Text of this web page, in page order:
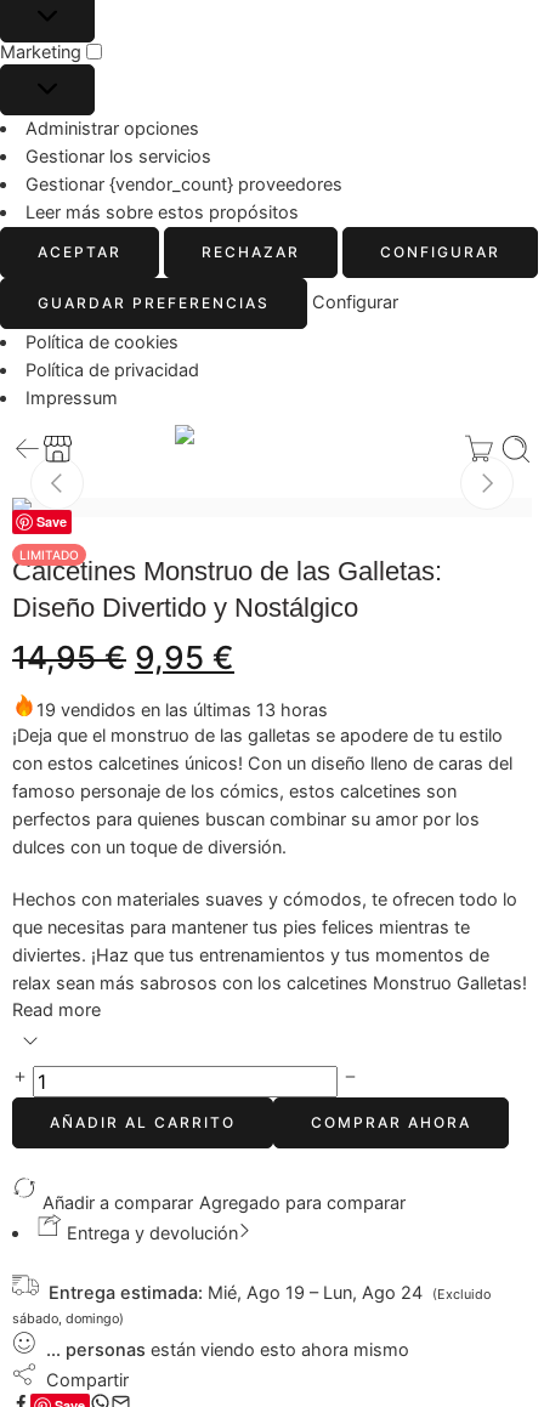
Marketing
Administrar opciones
Gestionar los servicios
Gestionar {vendor_count} proveedores
Leer más sobre estos propósitos
ACEPTAR RECHAZAR CONFIGURAR
GUARDAR PREFERENCIAS
Configurar
Política de cookies
Política de privacidad
Impressum
-33%
LIMITADO
Save
Calcetines Monstruo de las Galletas:
Diseño Divertido y Nostálgico
14,95€ 9,95 €
19 vendidos en las últimas 13 horas
¡Deja que el monstruo de las galletas se apodere de tu estilo
con estos calcetines únicos! Con un diseño lleno de caras del
famoso personaje de los cómics, estos calcetines son
perfectos para quienes buscan combinar su amor por los
dulces con un toque de diversión.
Hechos con materiales suaves y cómodos, te ofrecen todo lo
que necesitas para mantener tus pies felices mientras te
diviertes. ¡Haz que tus entrenamientos y tus momentos de
relax sean más sabrosos con los calcetines Monstruo Galletas!
Read more
AÑADIR AL CARRITO COMPRAR AHORA
Añadir a comparar Agregado para comparar
Entrega y devolución
Entrega estimada: Mié, Ago 19 – Lun, Ago 24
(Excluido
sábado, domingo)
... personas están viendo esto ahora mismo
Compartir